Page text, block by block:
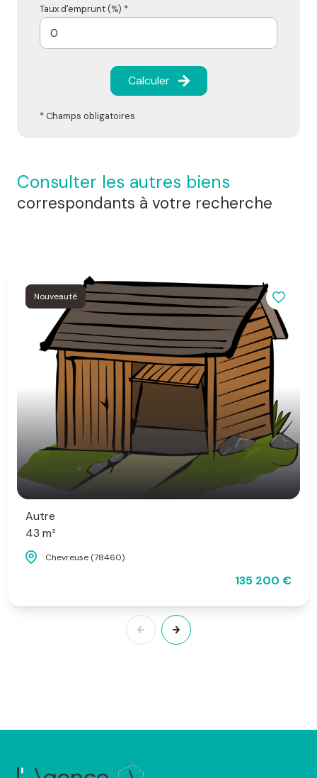
Taux d'emprunt (%) *
Calculer
* Champs obligatoires
consulter les autres biens
correspondants à votre recherche
Nouveauté
Autre
43 m²
Chevreuse (78460)
135 200 €